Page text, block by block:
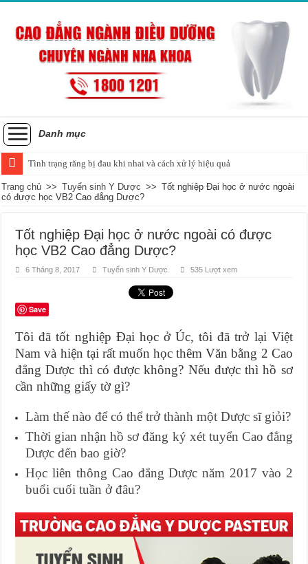
Danh mục
Tình trạng răng bị đau khi nhai và cách xử lý hiệu quả
Trang chủ >> Tuyển sinh Y Dược >> Tốt nghiệp Đại học ở nước ngoài
có được học VB2 Cao đẳng Dược?
Tốt nghiệp Đại học ở nước ngoài có được
học VB2 Cao đẳng Dược?
6 Tháng 8, 2017 Tuyển sinh Y Dược 535 Lượt xem
Save
Tôi đã tốt nghiệp Đại học ở Úc, tôi đã trở lại Việt
Nam và hiện tại rất muốn học thêm Văn bằng 2 Cao
đẳng Dược thì có được không? Nếu được thì hồ sơ
cần những giấy tờ gì?
Làm thế nào để có thể trở thành một Dược sĩ giỏi?
Thời gian nhận hồ sơ đăng ký xét tuyển Cao đẳng
Dược đến bao giờ?
Học liên thông Cao đẳng Dược năm 2017 vào 2
buổi cuối tuần ở đâu?